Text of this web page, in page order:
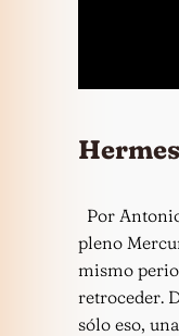
Por
pleno
mismo
retroceder.
sólo eso,